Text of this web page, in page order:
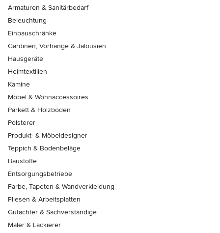
Armaturen & Sanitärbedarf
Beleuchtung
Einbauschränke
Gardinen, Vorhänge & Jalousien
Hausgeräte
Heimtextilien
Kamine
Möbel & Wohnaccessoires
Parkett & Holzböden
Polsterer
Produkt- & Möbeldesigner
Teppich & Bodenbeläge
Baustoffe
Entsorgungsbetriebe
Farbe, Tapeten & Wandverkleidung
Fliesen & Arbeitsplatten
Gutachter & Sachverständige
Maler & Lackierer